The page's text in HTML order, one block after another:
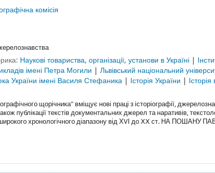
комісія
Наукові товариства, організації, установи в Україні |
імені Петра Могили | Львівський національний
України імені Василя Стефаника | Історія України |
щорічника" вміщує нові праці з історіографії,
публікації текстів документальних джерел та наративів,
широкого хронологічного діапазону від ХVІ до ⅩⅩ ст. НА